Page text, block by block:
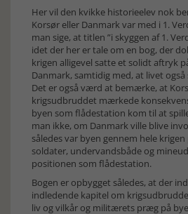
Her vil den kvikke historieelev nok
Korsør eller Danmark var med i 1.
man sige, at titlen ”i skyggen af 1.
idet der her er tale om en bog, der
krigen alligevel satte et solidt aftryk
Danmark, samtidig med, at livet også
Det er også værd at bemærke, at
krigsudbruddet mærkede
byen som flådestation kom til at
man ikke, om Danmark ville blive
således var byen gennem hele
soldater, undervandsbåde og
positionen som flådestation.
Bogen er opbygget således, at der
indledende kapitel om
liv og vilkår og militærets præg på